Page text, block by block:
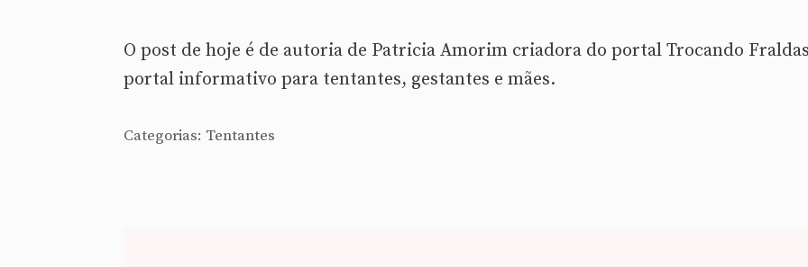
O post de hoje é de autoria de Patricia Amorim criadora do portal Trocando
portal informativo para tentantes, gestantes e mães.
Categorias: Tentantes